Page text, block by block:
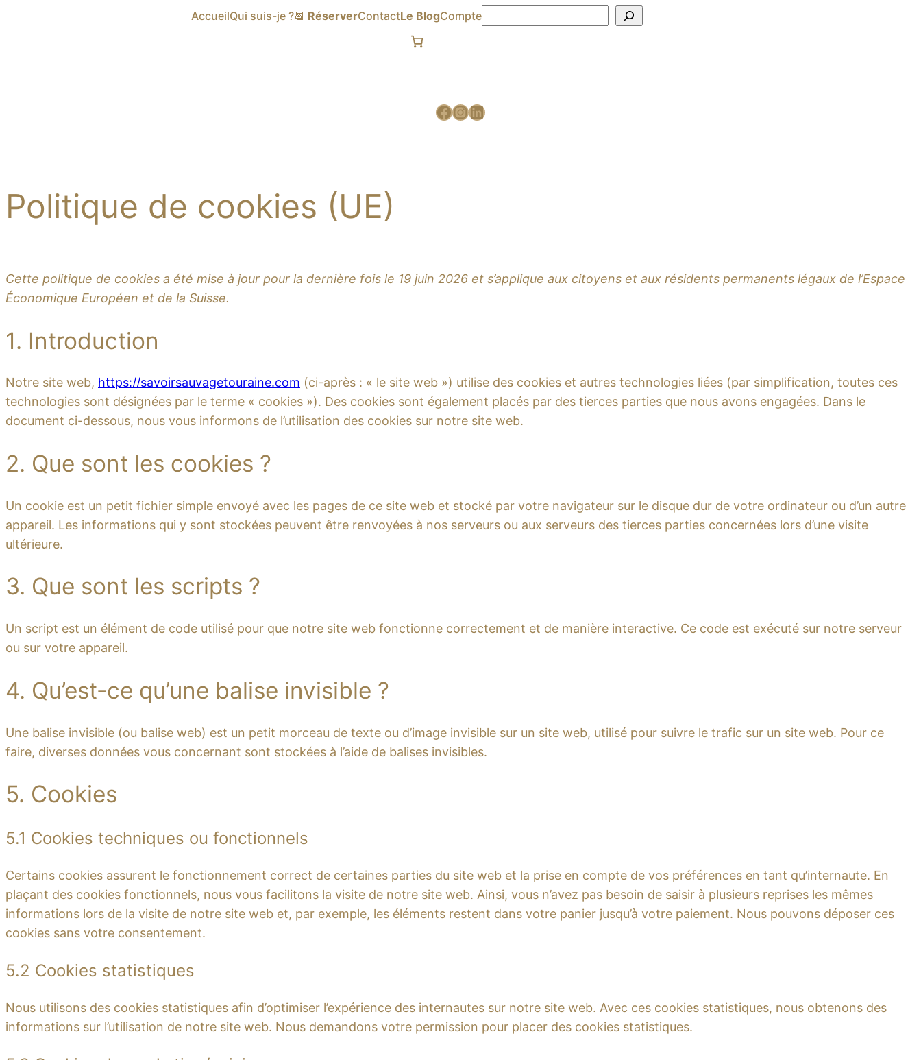
AccueilQui suis-je ?📆 RéserverContactLe BlogCompte
Politique de cookies (UE)
Cette politique de cookies a été mise à jour pour la dernière fois le 19 juin 2026 et s’applique aux citoyens et aux résidents permanents légaux de l’Espace
Économique Européen et de la Suisse.
1. Introduction
Notre site web, https://savoirsauvagetouraine.com (ci-après : « le site web ») utilise des cookies et autres technologies liées (par simplification, toutes ces
technologies sont désignées par le terme « cookies »). Des cookies sont également placés par des tierces parties que nous avons engagées. Dans le
document ci-dessous, nous vous informons de l’utilisation des cookies sur notre site web.
2. Que sont les cookies ?
Un cookie est un petit fichier simple envoyé avec les pages de ce site web et stocké par votre navigateur sur le disque dur de votre ordinateur ou d’un autre
appareil. Les informations qui y sont stockées peuvent être renvoyées à nos serveurs ou aux serveurs des tierces parties concernées lors d’une visite
ultérieure.
3. Que sont les scripts ?
Un script est un élément de code utilisé pour que notre site web fonctionne correctement et de manière interactive. Ce code est exécuté sur notre serveur
ou sur votre appareil.
4. Qu’est-ce qu’une balise invisible ?
Une balise invisible (ou balise web) est un petit morceau de texte ou d’image invisible sur un site web, utilisé pour suivre le trafic sur un site web. Pour ce
faire, diverses données vous concernant sont stockées à l’aide de balises invisibles.
5. Cookies
5.1 Cookies techniques ou fonctionnels
Certains cookies assurent le fonctionnement correct de certaines parties du site web et la prise en compte de vos préférences en tant qu’internaute. En
plaçant des cookies fonctionnels, nous vous facilitons la visite de notre site web. Ainsi, vous n’avez pas besoin de saisir à plusieurs reprises les mêmes
informations lors de la visite de notre site web et, par exemple, les éléments restent dans votre panier jusqu’à votre paiement. Nous pouvons déposer ces
cookies sans votre consentement.
5.2 Cookies statistiques
Nous utilisons des cookies statistiques afin d’optimiser l’expérience des internautes sur notre site web. Avec ces cookies statistiques, nous obtenons des
informations sur l’utilisation de notre site web. Nous demandons votre permission pour placer des cookies statistiques.